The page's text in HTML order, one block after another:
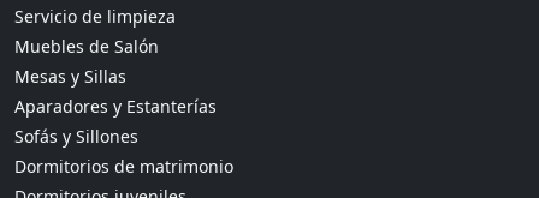
Servicio de limpieza
Muebles de Salón
Mesas y Sillas
Aparadores y Estanterías
Sofás y Sillones
Dormitorios de matrimonio